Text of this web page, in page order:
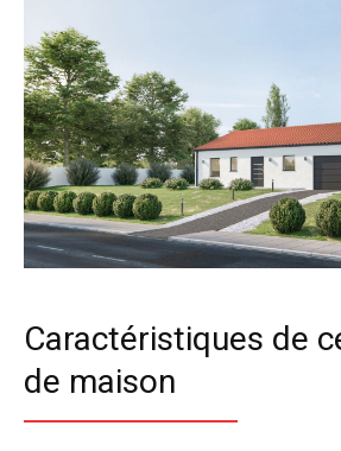
Caractéristiques de
de maison